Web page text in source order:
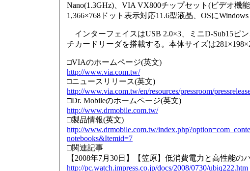
Nano(1.3GHz)、VIA VX800チップセット(ビデオ機
1,366×768ドット表示対応11.6型液晶、OSに
インターフェイスはUSB 2.0×3、ミニD-Sub15ピ
チカードリーダを搭載する。本体サイズは
□VIAのホームページ(英文)
http://www.via.com.tw/
□ニュースリリース(英文)
http://www.via.com.tw/en/resources/pressroom/
□Dr. Mobileのホームページ(英文)
http://www.drmobile.com.tw/
□製品情報(英文)
http://www.drmobile.com.tw/
notebooks&Itemid=7
□関連記事
【2008年7月30日】【笠原】低消費電力と高性能の
http://pc.watch.impress.co.jp/docs/2008/0730/ubiq222.htm